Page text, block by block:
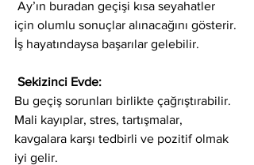
için olumlu sonuçlar alınacağını gösterir.
İş hayatındaysa başarılar gelebilir.
Sekizinci Evde:
Bu geçiş sorunları birlikte çağrıştırabilir.
Mali kayıplar, stres, tartışmalar,
kavgalara karşı tedbirli ve pozitif olmak
iyi gelir.